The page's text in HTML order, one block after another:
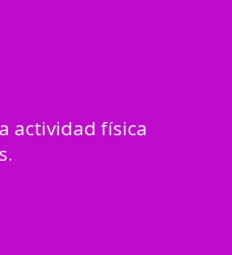
actividad física